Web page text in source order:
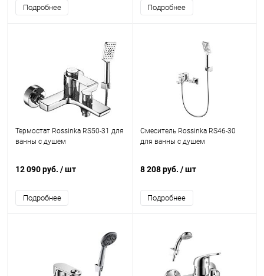
Подробнее Подробнее
Термостат Rossinka RS50-31 для
ванны с душем
12 090 руб. / шт
Подробнее
Смеситель Rossinka RS46-30
для ванны с душем
8 208 руб. / шт
Подробнее